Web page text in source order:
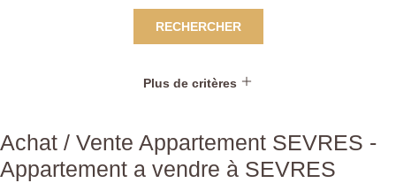
RECHERCHER
Plus de critères
Achat / Vente Appartement SEVRES -
Appartement a vendre à SEVRES